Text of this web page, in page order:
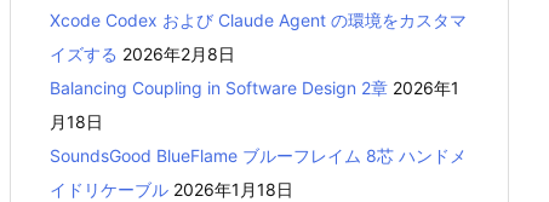
Xcode Codex および Claude Agent の環境をカスタマ
イズする 2026年2月8日
Balancing Coupling in Software Design 2章 2026年1
月18日
SoundsGood BlueFlame ブルーフレイム 8芯 ハンドメ
イドリケーブル 2026年1月18日